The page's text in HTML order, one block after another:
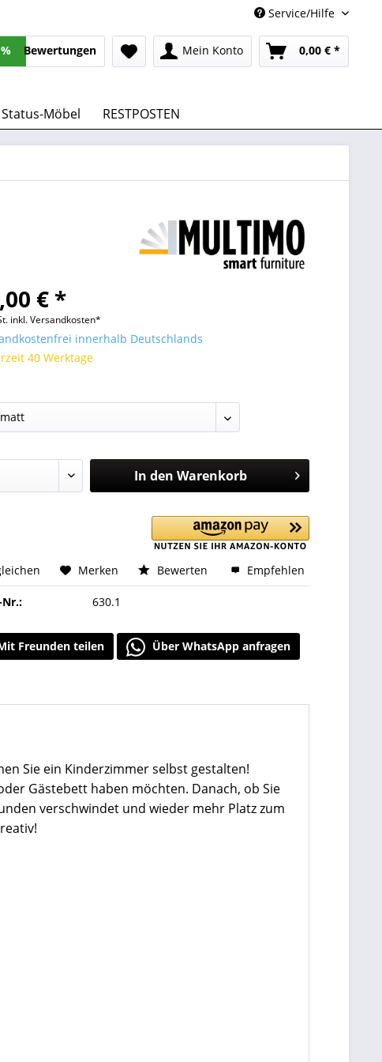
Service/Hilfe
% Bewertungen Mein Konto 0,00 € *
Status-Möbel RESTPOSTEN
€ *
inkl. Versandkosten*
innerhalb Deutschlands
40 Werktage
In den Warenkorb
Merken Bewerten Empfehlen
630.1
Freunden teilen Über WhatsApp anfragen
Sie ein Kinderzimmer selbst gestalten!
Gästebett haben möchten. Danach, ob Sie
verschwindet und wieder mehr Platz zum